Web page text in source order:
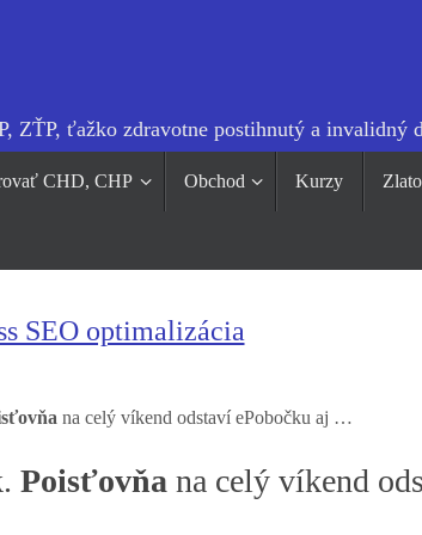
ZŤP, ťažko zdravotne postihnutý a invalidný
CHD, CHP Obchod Kurzy Zlato
SEO optimalizácia
na celý víkend odstaví ePobočku aj …
Poisťovňa na celý víkend